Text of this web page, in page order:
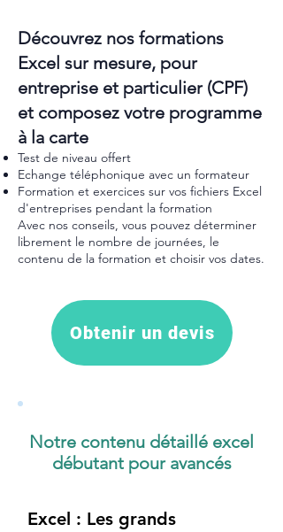
Découvrez nos formations
Excel sur mesure, pour
entreprise et particulier (CPF)
et composez votre programme
à la carte
Test de niveau offert
Echange téléphonique avec un formateur
Formation et exercices sur vos fichiers Excel
d'entreprises pendant la formation
Avec nos conseils, vous pouvez déterminer
librement le nombre de journées, le
contenu de la formation et choisir vos dates.
Obtenir un devis
Notre contenu détaillé excel
débutant pour avancés
Excel : Les grands